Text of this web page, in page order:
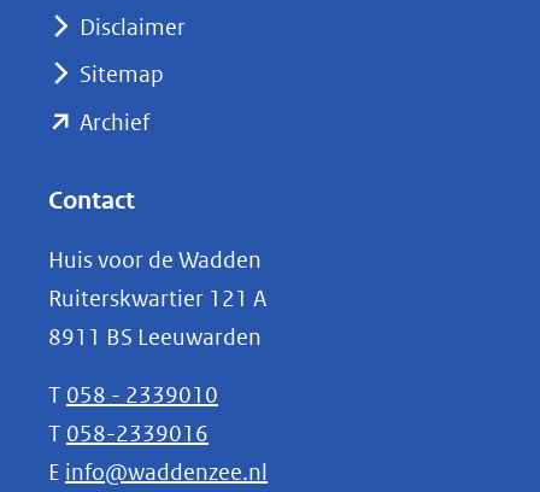
naar
Disclaimer
Sitemap
Archief(opent
(verwijst
naar
een
andere
website)
Contact
Huis voor de Wadden
Ruiterskwartier 121 A
8911 BS Leeuwarden
T 058 - 2339010
T 058-2339016
E info@waddenzee.nl